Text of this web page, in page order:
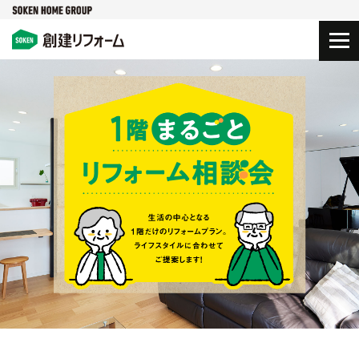
戸建てリフォーム
リノベーション
WORKS
遊び心をちりばめた中古住宅リフォーム
マンションリフォーム
リノベーション
WORKS
最上階の広さを活かした戸建て感覚マンションリフォーム
店舗リフォーム
リノベーション
WORKS
街を活気づける複合施設へとリノベーション